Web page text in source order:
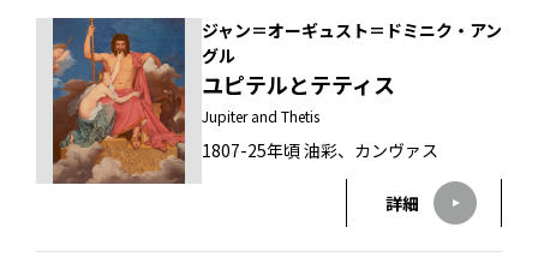
ジャン＝オーギュスト＝ドミニク・アン
グル
ユピテルとテティス
Jupiter and Thetis
1807-25年頃 油彩、カンヴァス
詳細